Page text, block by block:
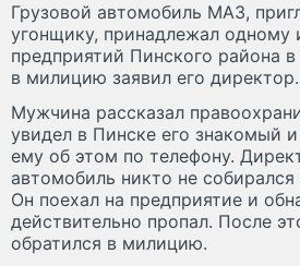
Грузовой автомобиль МАЗ,
угонщику, принадлежал одному
предприятий Пинского района
в милицию заявил его директор.
Мужчина рассказал
увидел в Пинске его знакомый
ему об этом по телефону.
автомобиль никто не собирался
Он поехал на предприятие и
действительно пропал. После
обратился в милицию.